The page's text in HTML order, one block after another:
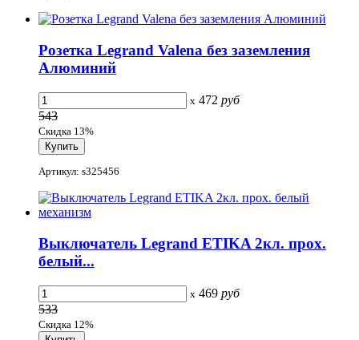
Розетка Legrand Valena без заземления
Алюминий
x 472 руб
543
Скидка 13%
Артикул: s325456
Выключатель Legrand ETIKA 2кл. прох.
белый...
x 469 руб
533
Скидка 12%